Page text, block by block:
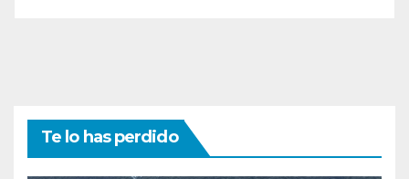
Te lo has perdido